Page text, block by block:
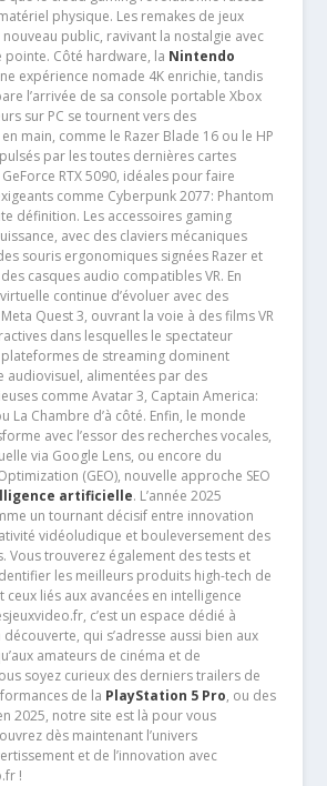
physique. Les remakes de jeux
public, ravivant la nostalgie avec
pointe. Côté hardware, la Nintendo
expérience nomade 4K enrichie, tandis
l’arrivée de sa console portable Xbox
sur PC se tournent vers des
main, comme le Razer Blade 16 ou le HP
par les toutes dernières cartes
RTX 5090, idéales pour faire
comme Cyberpunk 2077: Phantom
définition. Les accessoires gaming
avec des claviers mécaniques
souris ergonomiques signées Razer et
casques audio compatibles VR. En
continue d’évoluer avec des
Quest 3, ouvrant la voie à des films VR
dans lesquelles le spectateur
de streaming dominent
audiovisuel, alimentées par des
comme Avatar 3, Captain America:
La Chambre d’à côté. Enfin, le monde
avec l’essor des recherches vocales,
via Google Lens, ou encore du
(GEO), nouvelle approche SEO
artificielle. L’année 2025
un tournant décisif entre innovation
vidéoludique et bouleversement des
Vous trouverez également des tests et
les meilleurs produits high-tech de
ceux liés aux avancées en intelligence
c’est un espace dédié à
qui s’adresse aussi bien aux
amateurs de cinéma et de
soyez curieux des derniers trailers de
de la PlayStation 5 Pro, ou des
2025, notre site est là pour vous
dès maintenant l’univers
et de l’innovation avec
!